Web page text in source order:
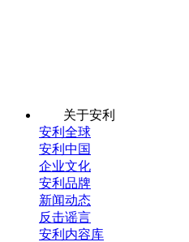
关于安利
安利全球
安利中国
企业文化
安利品牌
新闻动态
反击谣言
安利内容库